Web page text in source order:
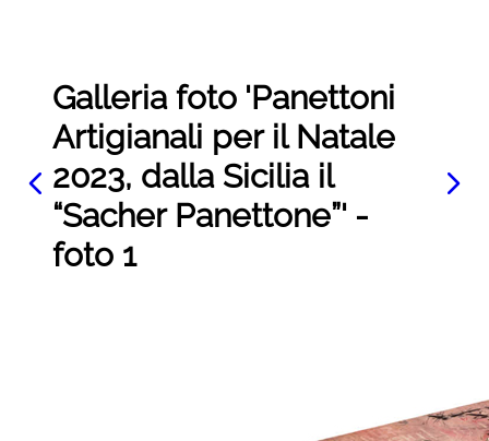
Galleria foto 'Panettoni
Artigianali per il Natale
2023, dalla Sicilia il
“Sacher Panettone”' -
foto 1